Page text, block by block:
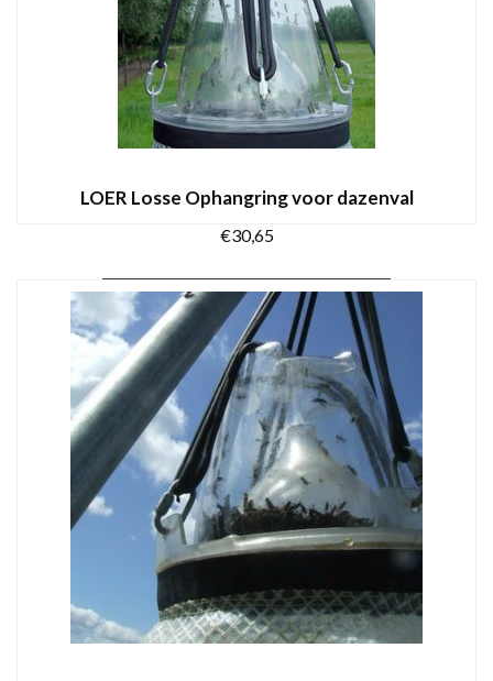
LOER Losse Ophangring voor dazenval
€30,65
TOEVOEGEN AAN WINKELWAGEN